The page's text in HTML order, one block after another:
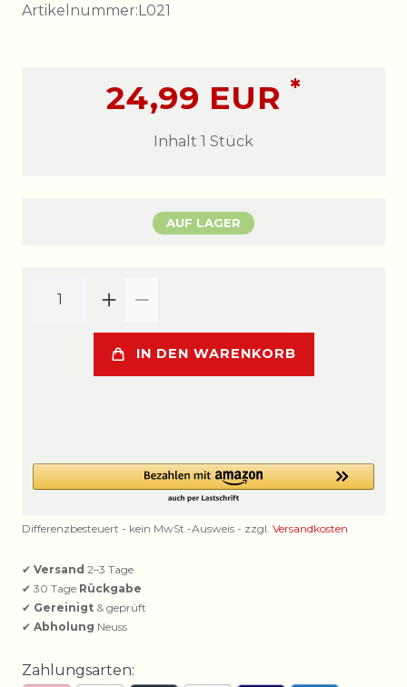
Artikelnummer:L021
24,99 EUR *
Inhalt 1 Stück
AUF LAGER
IN DEN WARENKORB
Differenzbesteuert - kein MwSt.-Ausweis - zzgl. Versandkosten
✔ Versand 2–3 Tage
✔ 30 Tage Rückgabe
✔ Gereinigt & geprüft
✔ Abholung Neuss
Zahlungsarten: